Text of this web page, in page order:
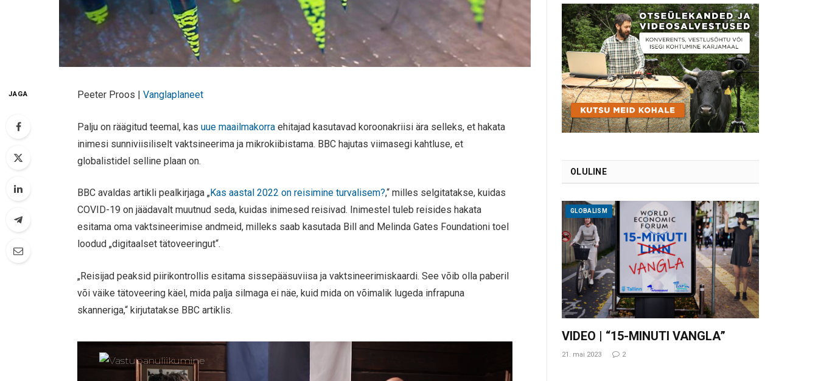
JAGA Peeter Proos |Vanglaplaneet
Palju on räägitud teemal, kasuue maailmakorra ehitajad kasutavad koroonakriisi ära selleks, et hakata
inimesi sunniviisiliselt vaktsineerima ja mikrokiibistama. BBC hajutas viimasegi kahtluse, et
globalistidel selline plaan on.
BBC avaldas artikli pealkirjaga „Kas aastal 2022 on reisimine turvalisem?,“ milles selgitatakse, kuidas
COVID-19 on jäädavalt muutnud seda, kuidas inimesed reisivad. Inimestel tuleb reisides hakata
esitama oma vaktsineerimise andmeid, milleks saab kasutada Bill and Melinda Gates Foundationi toel
loodud „digitaalset tätoveeringut“.
„Reisijad peaksid piirikontrollis esitama sissepääsuviisa ja vaktsineerimiskaardi. See võib olla paberil
või väike tätoveering käel, mida palja silmaga ei näe, kuid mida on võimalik lugeda infrapuna
skanneriga,“ kirjutatakse BBC artiklis.
OLULINE
GLOBALISM
VIDEO | “15-MINUTI VANGLA”
21. mai 2023 2